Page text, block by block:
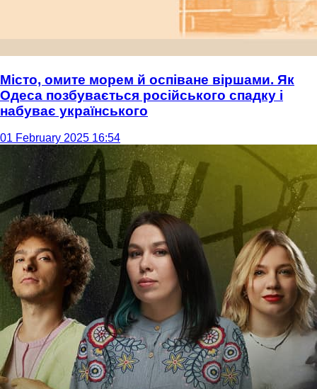
Місто, омите морем й оспіване віршами. Як
Одеса позбувається російського спадку і
набуває українського
01 February 2025 16:54